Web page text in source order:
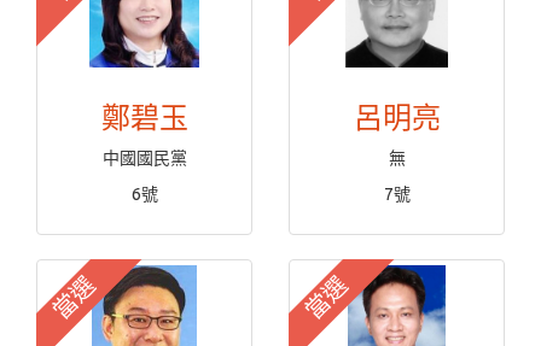
鄭碧玉
中國國民黨
6號
呂明亮
無
7號
當選 當選